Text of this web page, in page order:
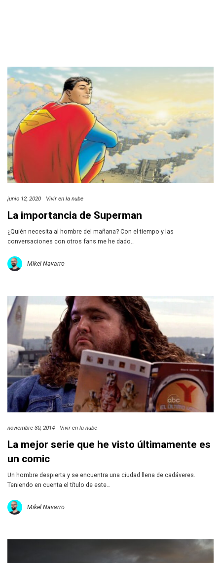
junio 12, 2020 Vivir en la nube
La importancia de Superman
¿Quién necesita al hombre del mañana? Con el tiempo y las
conversaciones con otros fans me he dado…
Mikel Navarro
noviembre 30, 2014 Vivir en la nube
La mejor serie que he visto últimamente es
un comic
Un hombre despierta y se encuentra una ciudad llena de cadáveres.
Teniendo en cuenta el título de este…
Mikel Navarro